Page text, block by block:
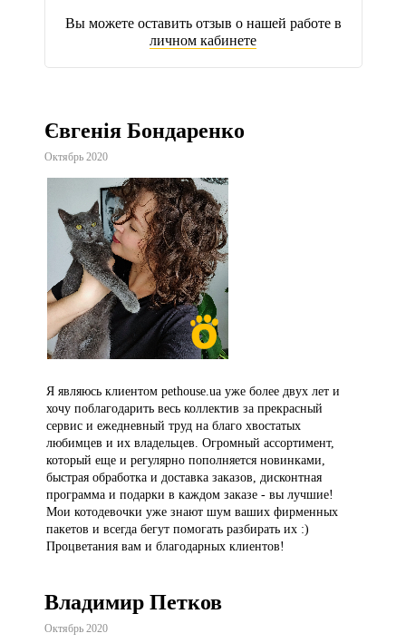
Вы можете оставить отзыв о нашей работе в
личном кабинете
Євгенія Бондаренко
Октябрь 2020
Я являюсь клиентом pethouse.ua уже более двух лет и
хочу поблагодарить весь коллектив за прекрасный
сервис и ежедневный труд на благо хвостатых
любимцев и их владельцев. Огромный ассортимент,
который еще и регулярно пополняется новинками,
быстрая обработка и доставка заказов, дисконтная
программа и подарки в каждом заказе - вы лучшие!
Мои котодевочки уже знают шум ваших фирменных
пакетов и всегда бегут помогать разбирать их :)
Процветания вам и благодарных клиентов!
Владимир Петков
Октябрь 2020